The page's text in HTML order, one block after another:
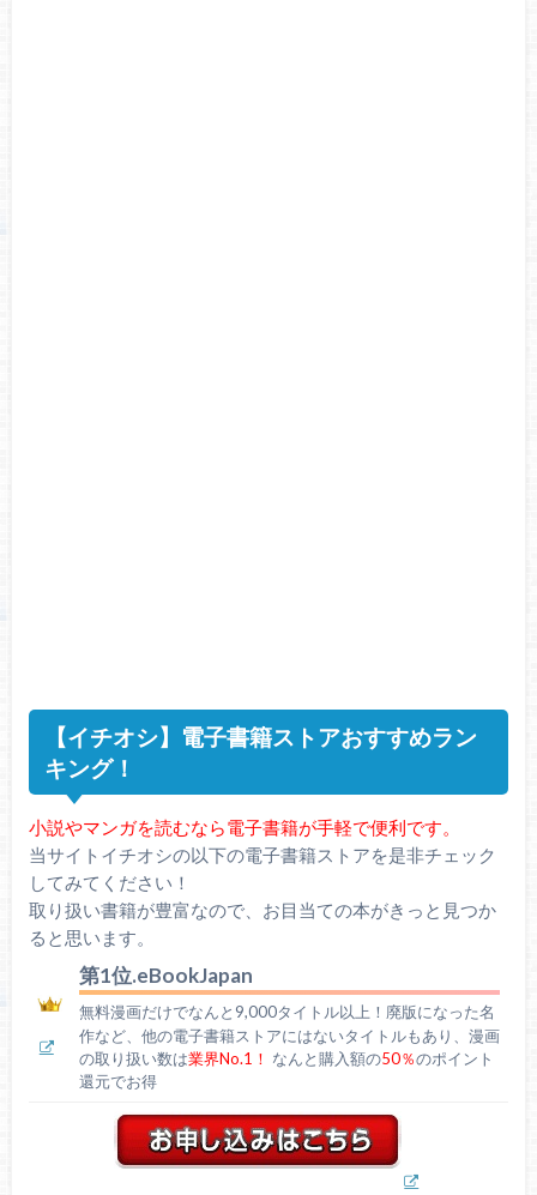
【イチオシ】電子書籍ストアおすすめラン
キング！
小説やマンガを読むなら電子書籍が手軽で便利です。
当サイトイチオシの以下の電子書籍ストアを是非チェック
してみてください！
取り扱い書籍が豊富なので、お目当ての本がきっと見つか
ると思います。
第1位.eBookJapan
無料漫画だけでなんと9,000タイトル以上！廃版になった名
作など、他の電子書籍ストアにはないタイトルもあり、漫画
の取り扱い数は業界No.1！ なんと購入額の50％のポイント
還元でお得